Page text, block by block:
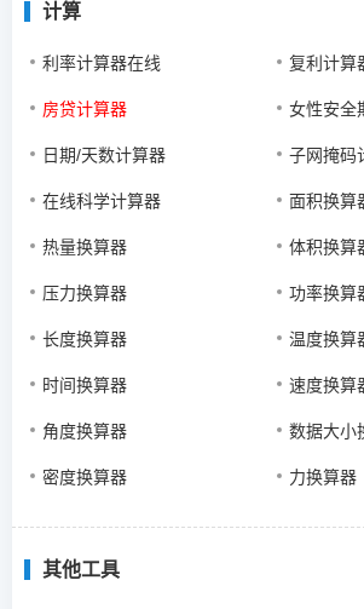
计算
利率计算器在线 复利计算
房贷计算器 女性安全
日期/天数计算器 子网掩码
在线科学计算器 面积换算
热量换算器 体积换算
压力换算器 功率换算
长度换算器 温度换算
时间换算器 速度换算
角度换算器 数据大小
密度换算器 力换算器
其他工具